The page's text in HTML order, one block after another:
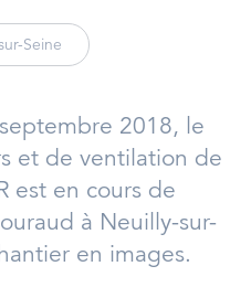
Seine
2018, le
et de ventilation de
est en cours de
à Neuilly-sur-
en images.